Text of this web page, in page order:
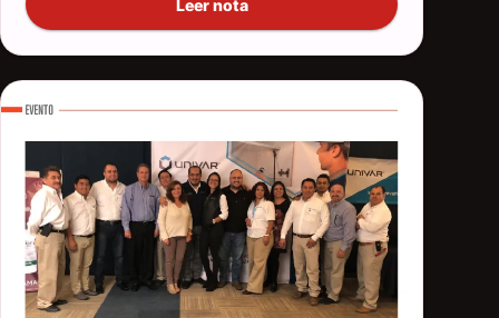
Leer nota